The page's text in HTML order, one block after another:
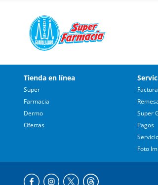
Tienda en línea
Super
Farmacia
Dermo
Ofertas
Super
Pagos
Foto